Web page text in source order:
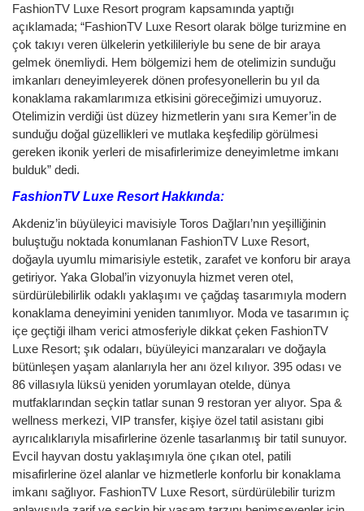
FashionTV Luxe Resort program kapsamında yaptığı
açıklamada; “FashionTV Luxe Resort olarak bölge turizmine en
çok takıyı veren ülkelerin yetkilileriyle bu sene de bir araya
gelmek önemliydi. Hem bölgemizi hem de otelimizin sunduğu
imkanları deneyimleyerek dönen profesyonellerin bu yıl da
konaklama rakamlarımıza etkisini göreceğimizi umuyoruz.
Otelimizin verdiği üst düzey hizmetlerin yanı sıra Kemer’in de
sunduğu doğal güzellikleri ve mutlaka keşfedilip görülmesi
gereken ikonik yerleri de misafirlerimize deneyimletme imkanı
bulduk” dedi.
FashionTV Luxe Resort Hakkında:
Akdeniz’in büyüleyici mavisiyle Toros Dağları’nın yeşilliğinin
buluştuğu noktada konumlanan FashionTV Luxe Resort,
doğayla uyumlu mimarisiyle estetik, zarafet ve konforu bir araya
getiriyor. Yaka Global’in vizyonuyla hizmet veren otel,
sürdürülebilirlik odaklı yaklaşımı ve çağdaş tasarımıyla modern
konaklama deneyimini yeniden tanımlıyor. Moda ve tasarımın iç
içe geçtiği ilham verici atmosferiyle dikkat çeken FashionTV
Luxe Resort; şık odaları, büyüleyici manzaraları ve doğayla
bütünleşen yaşam alanlarıyla her anı özel kılıyor. 395 odası ve
86 villasıyla lüksü yeniden yorumlayan otelde, dünya
mutfaklarından seçkin tatlar sunan 9 restoran yer alıyor. Spa &
wellness merkezi, VIP transfer, kişiye özel tatil asistanı gibi
ayrıcalıklarıyla misafirlerine özenle tasarlanmış bir tatil sunuyor.
Evcil hayvan dostu yaklaşımıyla öne çıkan otel, patili
misafirlerine özel alanlar ve hizmetlerle konforlu bir konaklama
imkanı sağlıyor. FashionTV Luxe Resort, sürdürülebilir turizm